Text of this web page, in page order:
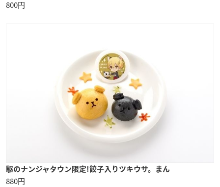
800円
駆のナンジャタウン限定!餃子入りツキウサ。まん
880円